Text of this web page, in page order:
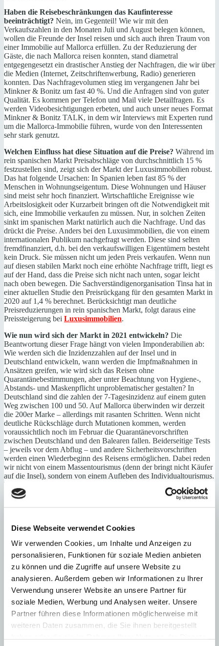
Diese Webseite verwendet Cookies
Wir verwenden Cookies, um Inhalte und Anzeigen zu
personalisieren, Funktionen für soziale Medien anbieten
zu können und die Zugriffe auf unsere Website zu
analysieren. Außerdem geben wir Informationen zu Ihrer
Verwendung unserer Website an unsere Partner für
soziale Medien, Werbung und Analysen weiter. Unsere
Partner führen diese Informationen möglicherweise mit
weiteren Daten zusammen, die Sie ihnen bereitgestellt
Haben die Reisebeschränkungen das Kaufinteresse
beeinträchtigt? Nein, im Gegenteil! Wie wir mit den
Verkaufszahlen in den Monaten Juli und August belegen können,
wollen die Freunde der Insel reisen und sich auch ihren Traum von
einer Immobilie auf Mallorca erfüllen. Zu der Reduzierung der
Gäste, die nach Mallorca reisen konnten, stand diametral
entgegengesetzt ein drastischer Anstieg der Nachfragen, die wir über
die Medien (Internet, Zeitschriftenwerbung, Radio) generieren
konnten. Das Nachfragevolumen stieg im vergangenen Jahr bei
Minkner & Bonitz um fast 40 %. Und die Anfragen sind von guter
Qualität. Es kommen per Telefon und Mail viele Detailfragen. Es
werden Videobesichtigungen erbeten, und auch unser neues Format
Minkner & Bonitz TALK, in dem wir Interviews mit Experten rund
um die Mallorca-Immobilie führen, wurde von den Interessenten
sehr stark genutzt.
Welchen Einfluss hat diese Situation auf die Preise? Während im
rein spanischen Markt Preisabschläge von durchschnittlich 15 %
festzustellen sind, zeigt sich der Markt der Luxusimmobilien robust.
Das hat folgende Ursachen: In Spanien leben fast 85 % der
Menschen in Wohnungseigentum. Diese Wohnungen und Häuser
sind meist sehr hoch finanziert. Wirtschaftliche Ereignisse wie
Arbeitslosigkeit oder Kurzarbeit bringen oft die Notwendigkeit mit
sich, eine Immobilie verkaufen zu müssen. Nur, in solchen Zeiten
sinkt im spanischen Markt natürlich auch die Nachfrage. Und das
drückt die Preise. Anders bei den Luxusimmobilien, die von einem
internationalen Publikum nachgefragt werden. Diese sind selten
fremdfinanziert, d.h. bei den verkaufswilligen Eigentümern besteht
kein Druck. Sie müssen nicht um jeden Preis verkaufen. Wenn nun
auf diesen stabilen Markt noch eine erhöhte Nachfrage trifft, liegt es
auf der Hand, dass die Preise sich nicht nach unten, sogar leicht
nach oben bewegen. Die Sachverständigenorganisation Tinsa hat in
einer aktuellen Studie den Preisrückgang für den gesamten Markt in
2020 auf 1,4 % berechnet. Berücksichtigt man deutliche
Preisreduzierungen in rein spanischen Markt, folgt daraus eine
Preissteigerung bei Luxusimmobilien.
Wie nun wird sich der Markt in 2021 entwickeln? Die
Beantwortung dieser Frage hängt von vielen Imponderabilien ab:
Wie werden sich die Inzidenzzahlen auf der Insel und in
Deutschland entwickeln, wann werden die Impfmaßnahmen in
Ansätzen greifen, wie wird sich das Reisen ohne
Quarantänebestimmungen, aber unter Beachtung von Hygiene-,
Abstands- und Maskenpflicht unproblematischer gestalten? In
Deutschland sind die zahlen der 7-Tagesinzidenz auf einem guten
Weg zwischen 100 und 50. Auf Mallorca überwinden wir derzeit
die 200er Marke – allerdings mit rasanten Schritten. Wenn nicht
deutliche Rückschläge durch Mutationen kommen, werden
voraussichtlich noch im Februar die Quarantänevorschriften
zwischen Deutschland und den Balearen fallen. Beiderseitige Tests
– jeweils vor dem Abflug – und andere Sicherheitsvorschriften
werden einen Wiederbeginn des Reisens ermöglichen. Dabei reden
wir nicht von einem Massentourismus (denn der bringt nicht Käufer
auf die Insel), sondern von einem Aufleben des Individualtourismus.
Und schließlich die Impfungen in Deutschland und in Spanien.
Nach ersten Irritationen bezüglich der Lieferung der Impfstoffe sieht
es jetzt so aus, als würden in den nächsten Wochen und Monaten die
verloren. Im Gegenteil: Das Abkühlen des Massentourismus wird
der Insel langfristig gut tun. Zur Zeit findet ein Ideenwettbewerb
zwischen Wissenschaftlern, Reiseexperten, Umweltschützern und
Politikern statt, der schon interessante Zukunftskonzepte gebracht
hat. Unsere Interessenten, mit denen wir in sehr engem Kontakt
stehen, sehnen sich nach Mallorca und wollen auf der Insel
investieren. Haben wir noch ein wenig Geduld.
Bleiben Sie gesund und bis bald auf Mallorca.
Minkner & Bonitz S.L.